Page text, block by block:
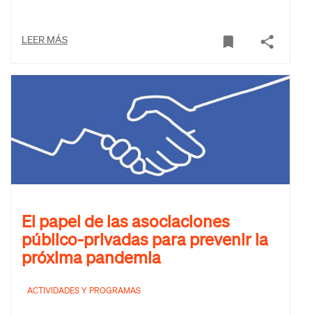
LEER MÁS
El papel de las asociaciones
público-privadas para prevenir la
próxima pandemia
ACTIVIDADES Y PROGRAMAS